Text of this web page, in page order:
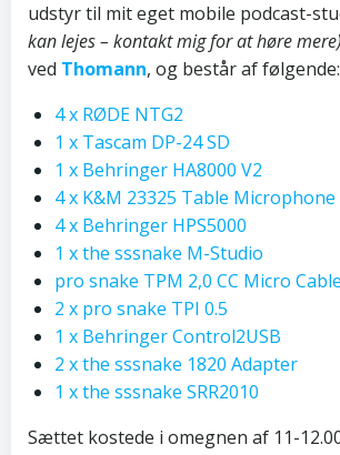
udstyr til mit eget mobile podcast-
kan lejes – kontakt mig for at høre mere)
ved Thomann, og består af følgende:
4 x RØDE NTG2
1 x Tascam DP-24 SD
1 x Behringer HA8000 V2
4 x K&M 23325 Table Microphone
4 x Behringer HPS5000
1 x the sssnake M-Studio
pro snake TPM 2,0 CC Micro
2 x pro snake TPI 0.5
1 x Behringer Control2USB
2 x the sssnake 1820 Adapter
1 x the sssnake SRR2010
Sættet kostede i omegnen af 11-